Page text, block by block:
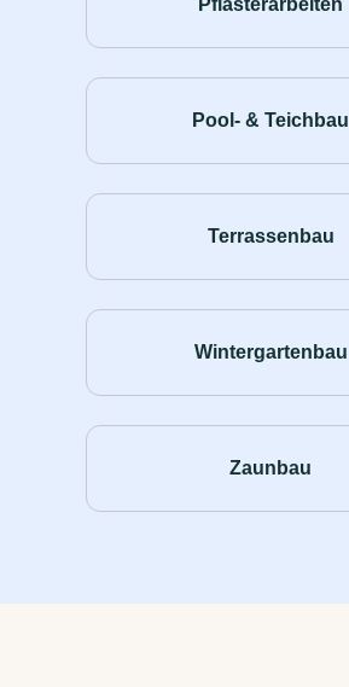
Pflasterarbeiten
Pool- & Teichbau
Terrassenbau
Wintergartenbau
Zaunbau